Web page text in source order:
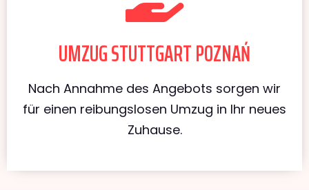
UMZUG STUTTGART POZNAŃ
Nach Annahme des Angebots sorgen wir
für einen reibungslosen Umzug in Ihr neues
Zuhause.